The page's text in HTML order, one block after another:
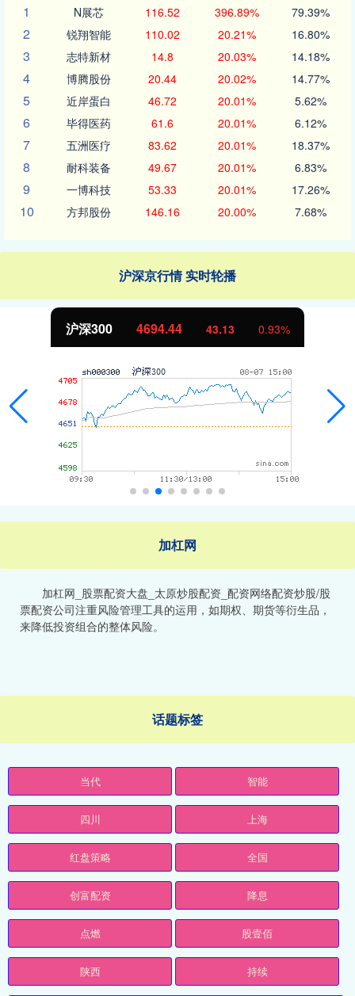
1
N展芯 116.52 396.89% 79.39%
2 锐翔智能 110.02 20.21% 16.80%
3 志特新材 14.8 20.03% 14.18%
4 博腾股份 20.44 20.02% 14.77%
5 近岸蛋白 46.72 20.01% 5.62%
6 毕得医药 61.6 20.01% 6.12%
7 五洲医疗 83.62 20.01% 18.37%
8 耐科装备 49.67 20.01% 6.83%
9 一博科技 53.33 20.01% 17.26%
10 方邦股份 146.16 20.00% 7.68%
沪深京行情 实时轮播
沪深300 4694.44 43.13 0.93%
加杠网
加杠网_股票配资大盘_太原炒股配资_配资网络配资炒股/股
票配资公司注重风险管理工具的运用，如期权、期货等衍生品，
来降低投资组合的整体风险。
话题标签
当代 智能
四川 上海
红盘策略 全国
创富配资 降息
点燃 股壹佰
陕西 持续